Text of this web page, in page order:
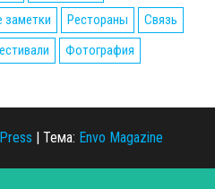
заметки Рестораны
Связь
Фотография
| Тема: Envo Magazine